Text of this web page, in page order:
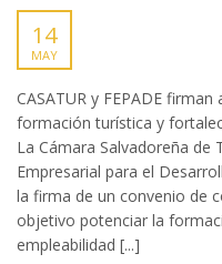
14
MAY
CASATUR y FEPADE
formación turística y
La Cámara Salvadoreña de
Empresarial para el
la firma de un convenio de
objetivo potenciar la
empleabilidad [...]